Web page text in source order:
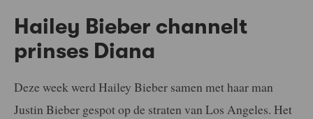
Hailey Bieber channelt
prinses Diana
Deze week werd Hailey Bieber samen met haar man
Justin Bieber gespot op de straten van Los Angeles. Het